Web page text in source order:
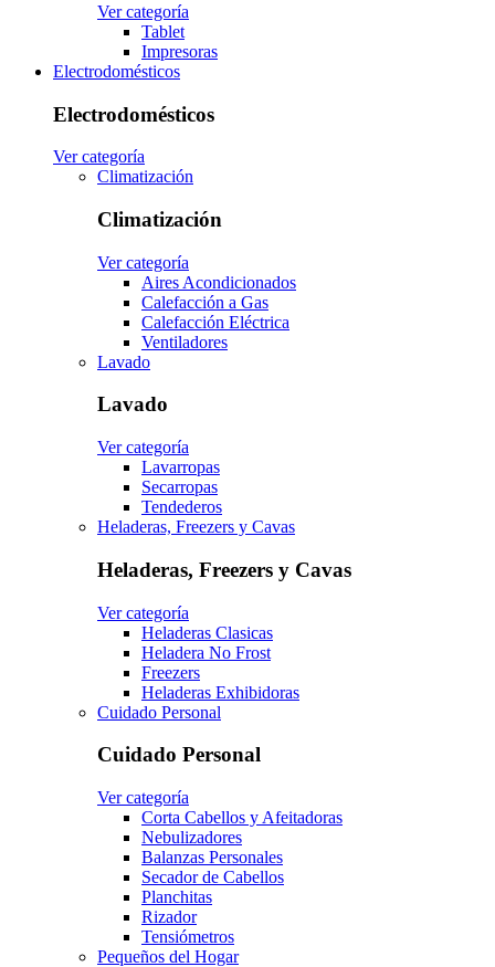
Ver categoría
Tablet
Impresoras
Electrodomésticos
Electrodomésticos
Ver categoría
Climatización
Climatización
Ver categoría
Aires Acondicionados
Calefacción a Gas
Calefacción Eléctrica
Ventiladores
Lavado
Lavado
Ver categoría
Lavarropas
Secarropas
Tendederos
Heladeras, Freezers y Cavas
Heladeras, Freezers y Cavas
Ver categoría
Heladeras Clasicas
Heladera No Frost
Freezers
Heladeras Exhibidoras
Cuidado Personal
Cuidado Personal
Ver categoría
Corta Cabellos y Afeitadoras
Nebulizadores
Balanzas Personales
Secador de Cabellos
Planchitas
Rizador
Tensiómetros
Pequeños del Hogar